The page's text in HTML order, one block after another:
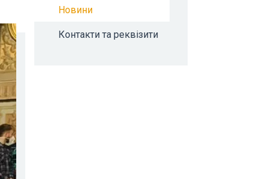
Новини
Контакти та реквізити